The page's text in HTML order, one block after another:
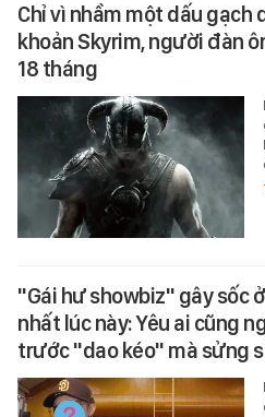
Chỉ vì nhầm một dấu
khoản Skyrim, người đàn
18 tháng
"Gái hư showbiz" gây sốc
nhất lúc này: Yêu ai cũng
trước "dao kéo" mà sửng